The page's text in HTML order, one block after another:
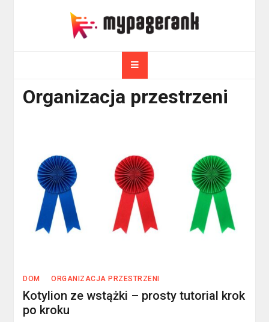
myPageRank.pl
Organizacja przestrzeni
DOM ORGANIZACJA PRZESTRZENI
Kotylion ze wstążki – prosty tutorial krok
po kroku